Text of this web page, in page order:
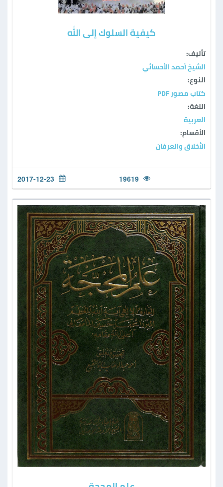
كيفية السلوك إلى الله
تأليف:
الشيخ أحمد الأحسائي
النوع:
كتاب مصور PDF
اللغة:
العربية
الأقسام:
الأخلاق والعرفان
19619
2017-12-23